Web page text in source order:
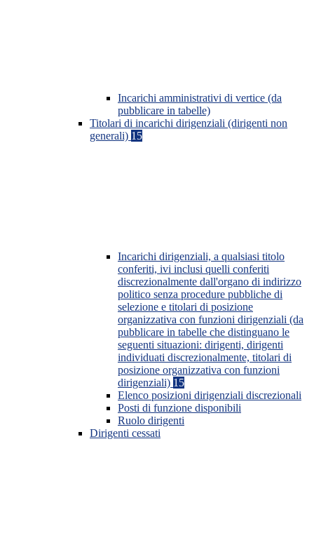
Incarichi amministrativi di vertice (da
pubblicare in tabelle)
Titolari di incarichi dirigenziali (dirigenti non
generali) 15
Incarichi dirigenziali, a qualsiasi titolo
conferiti, ivi inclusi quelli conferiti
discrezionalmente dall'organo di indirizzo
politico senza procedure pubbliche di
selezione e titolari di posizione
organizzativa con funzioni dirigenziali (da
pubblicare in tabelle che distinguano le
seguenti situazioni: dirigenti, dirigenti
individuati discrezionalmente, titolari di
posizione organizzativa con funzioni
dirigenziali) 15
Elenco posizioni dirigenziali discrezionali
Posti di funzione disponibili
Ruolo dirigenti
Dirigenti cessati